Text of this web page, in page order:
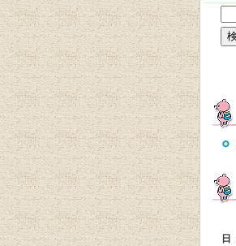
日